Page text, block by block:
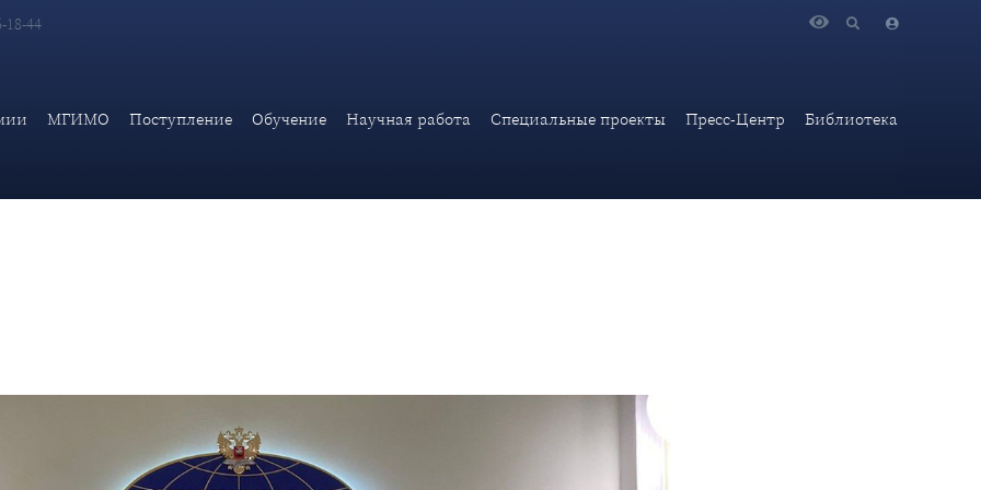
18-44
МГИМО Поступление Обучение Научная работа Специальные проекты Пресс-Центр Библиотека
международному сотрудничеству Российско-армянского университета С.П.Капиносом